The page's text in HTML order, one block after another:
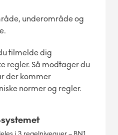
underområde og
tilmelde dig
regler. Så modtager du
der kommer
normer og regler.